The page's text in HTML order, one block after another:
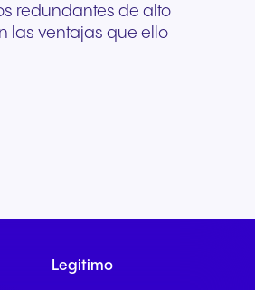
redundantes de alto
las ventajas que ello
Legitimo